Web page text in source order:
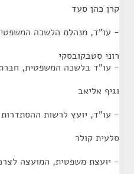
קרן כהן סעד
- עו"ד, מנהלת הלשכה
רוני סטבקובסקי
- עו"ד בלשכה המשפטית,
וגיף אליאב
- עו"ד, יועץ לרשות ההסתדרות
סלעית קולר
- יועצת משפטית, המועצה